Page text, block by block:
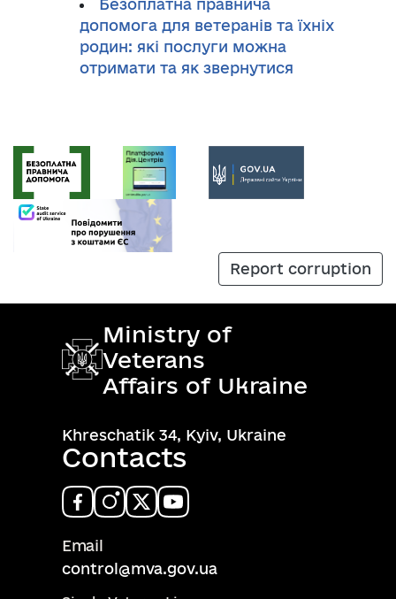
Безоплатна правнича
допомога для ветеранів та їхніх
родин: які послуги можна
отримати та як звернутися
Report corruption
Ministry of
Veterans
Affairs of Ukraine
Khreschatik 34, Kyiv, Ukraine
Contacts
Email
control@mva.gov.ua